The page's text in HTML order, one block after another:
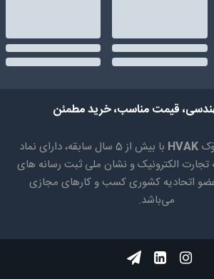
قیمت مناسب، خرید مطمئن
HVAK
با بیش از 5 سال سابقه، دارای نماد
تجارت الکترونیک و نشان ملی ثبت رسانه های
اتحادیه کشوری کسب و کارهای مجازی
می‌باشد.